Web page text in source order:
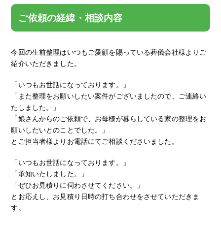
ご依頼の経緯・相談内容
今回の生前整理はいつもご愛顧を賜っている葬儀会社様よりご
紹介いただきました。
「いつもお世話になっております。」
「また整理をお願いしたい案件がございましたので、ご連絡い
たしました。」
「娘さんからのご依頼で、お母様が暮らしている家の整理をお
願いしたいとのことでした。」
とご担当者様よりお電話にてご相談くださいました。
「いつもお世話になっております。」
「承知いたしました。」
「ぜひお見積りに伺わさせてください。」
とお応えし、お見積り日時の打ち合わせをさせていただきま
す。